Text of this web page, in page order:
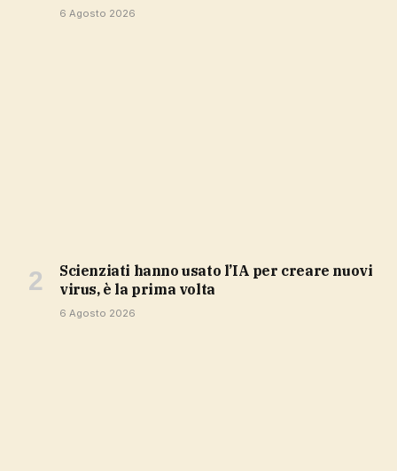
6 Agosto 2026
Scienziati hanno usato l’IA per creare nuovi
virus, è la prima volta
6 Agosto 2026